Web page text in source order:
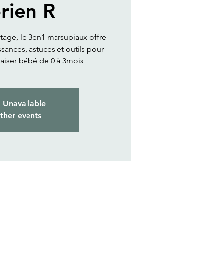
R
le 3en1 marsupiaux offre
astuces et outils pour
bébé de 0 à 3mois
Unavailable
events